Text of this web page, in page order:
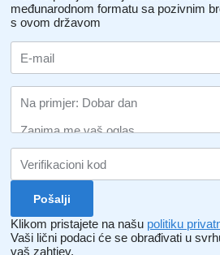
međunarodnom formatu sa pozivnim
s ovom državom
Klikom pristajete na našu politiku
Vaši lični podaci će se obrađivati ​​u
vaš zahtjev.